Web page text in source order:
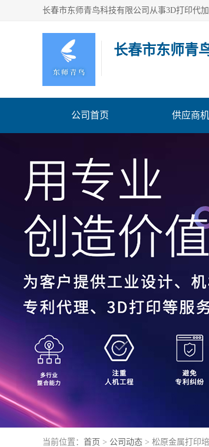
长春市东师青
公司首页 供应商机
当前位置： 首页 > 公司动态 > 松原金属打印